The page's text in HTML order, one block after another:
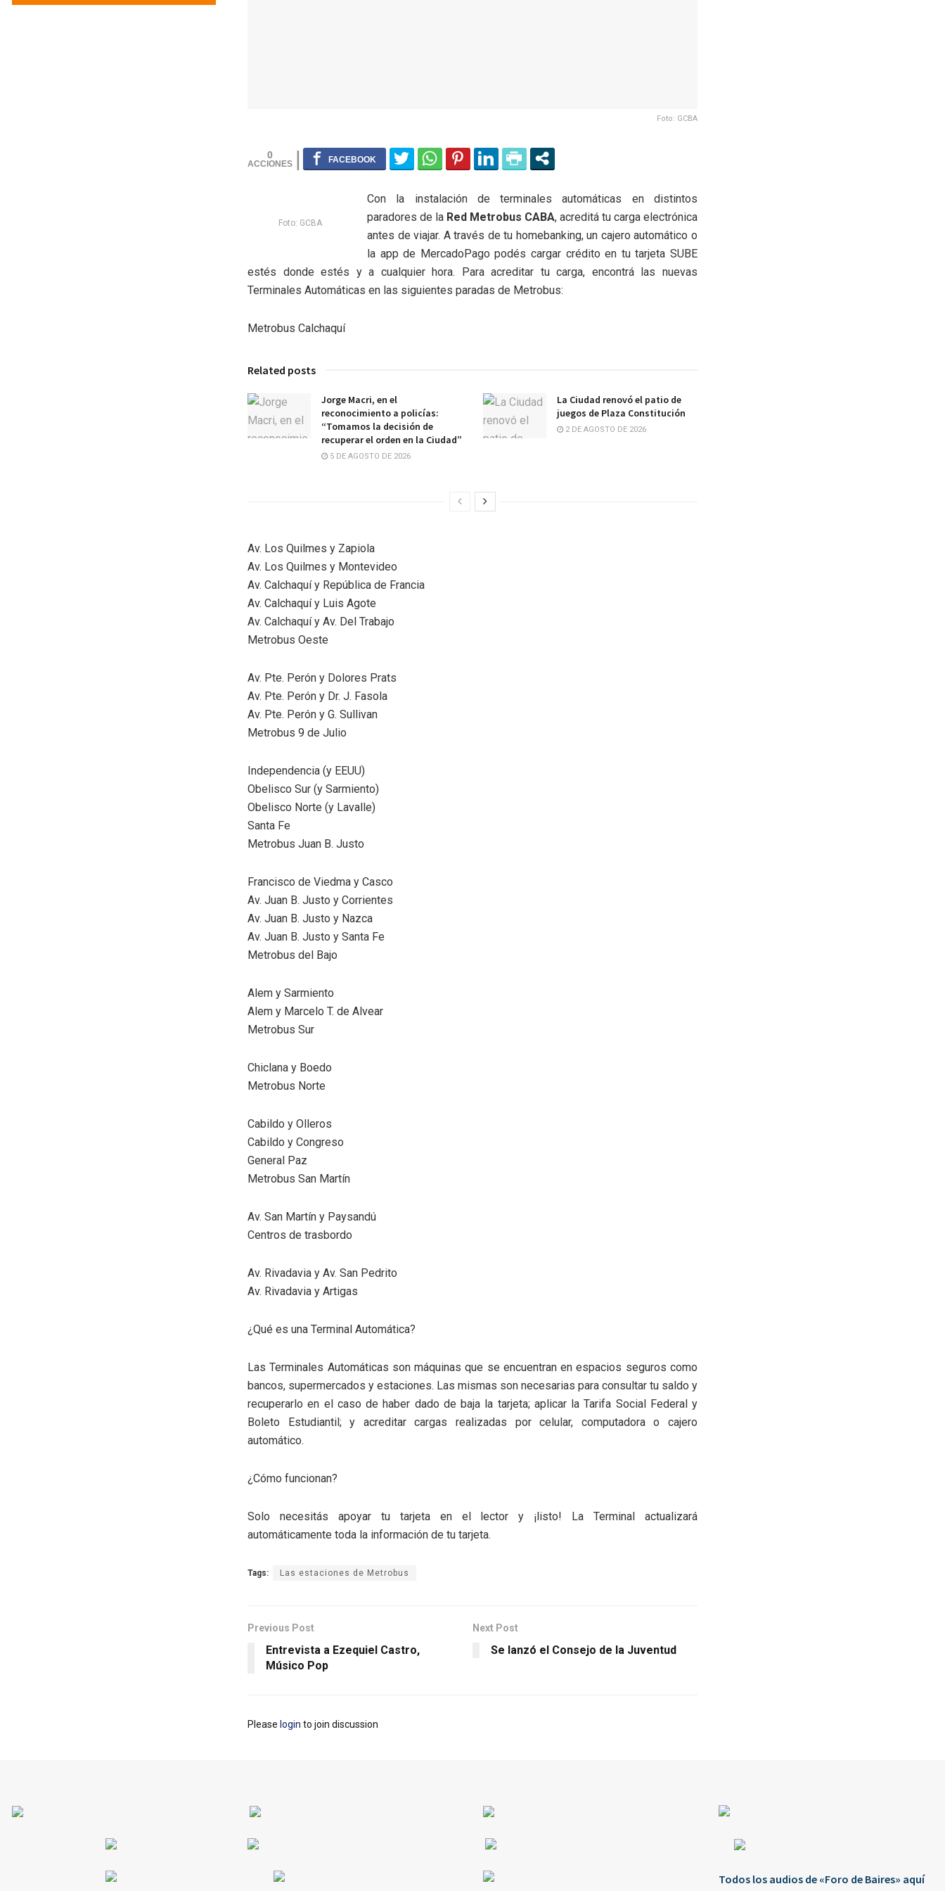
Foto: GCBA
0
Foto: GCBA
Con la instalación de terminales automáticas en distintos
paradores de la Red Metrobus CABA, acreditá tu carga electrónica
antes de viajar. A través de tu homebanking, un cajero automático o
la app de MercadoPago podés cargar crédito en tu tarjeta SUBE
estés donde estés y a cualquier hora. Para acreditar tu carga, encontrá las nuevas
Terminales Automáticas en las siguientes paradas de Metrobus:
Metrobus Calchaquí
Related posts
Jorge Macri, en el
reconocimiento a policías:
“Tomamos la decisión de
recuperar el orden en la Ciudad”
5 DE AGOSTO DE 2026
La Ciudad renovó el patio de
juegos de Plaza Constitución
2 DE AGOSTO DE 2026
Av. Los Quilmes y Zapiola
Av. Los Quilmes y Montevideo
Av. Calchaquí y República de Francia
Av. Calchaquí y Luis Agote
Av. Calchaquí y Av. Del Trabajo
Metrobus Oeste
Av. Pte. Perón y Dolores Prats
Av. Pte. Perón y Dr. J. Fasola
Av. Pte. Perón y G. Sullivan
Metrobus 9 de Julio
Independencia (y EEUU)
Obelisco Sur (y Sarmiento)
Obelisco Norte (y Lavalle)
Santa Fe
Metrobus Juan B. Justo
Francisco de Viedma y Casco
Av. Juan B. Justo y Corrientes
Av. Juan B. Justo y Nazca
Av. Juan B. Justo y Santa Fe
Metrobus del Bajo
Alem y Sarmiento
Alem y Marcelo T. de Alvear
Metrobus Sur
Chiclana y Boedo
Metrobus Norte
Cabildo y Olleros
Cabildo y Congreso
General Paz
Metrobus San Martín
Av. San Martín y Paysandú
Centros de trasbordo
Av. Rivadavia y Av. San Pedrito
Av. Rivadavia y Artigas
¿Qué es una Terminal Automática?
Las Terminales Automáticas son máquinas que se encuentran en espacios seguros como
bancos, supermercados y estaciones. Las mismas son necesarias para consultar tu saldo y
recuperarlo en el caso de haber dado de baja la tarjeta; aplicar la Tarifa Social Federal y
Boleto Estudiantil; y acreditar cargas realizadas por celular, computadora o cajero
automático.
¿Cómo funcionan?
Solo necesitás apoyar tu tarjeta en el lector y ¡listo! La Terminal actualizará
automáticamente toda la información de tu tarjeta.
Tags: Las estaciones de Metrobus
Previous Post
Entrevista a Ezequiel Castro,
Músico Pop
Next Post
Se lanzó el Consejo de la Juventud
Please login to join discussion
Todos los audios de «Foro de Baires» aquí